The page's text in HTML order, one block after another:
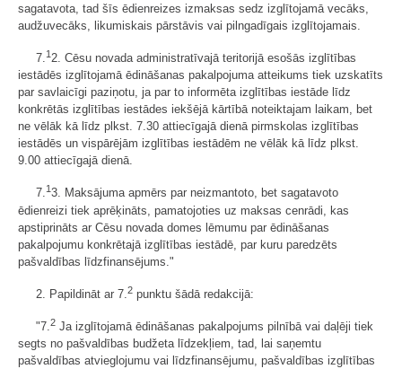
sagatavota, tad šīs ēdienreizes izmaksas sedz izglītojamā vecāks,
audžuvecāks, likumiskais pārstāvis vai pilngadīgais izglītojamais.
7.12. Cēsu novada administratīvajā teritorijā esošās izglītības
iestādēs izglītojamā ēdināšanas pakalpojuma atteikums tiek uzskatīts
par savlaicīgi paziņotu, ja par to informēta izglītības iestāde līdz
konkrētās izglītības iestādes iekšējā kārtībā noteiktajam laikam, bet
ne vēlāk kā līdz plkst. 7.30 attiecīgajā dienā pirmskolas izglītības
iestādēs un vispārējām izglītības iestādēm ne vēlāk kā līdz plkst.
9.00 attiecīgajā dienā.
7.1 3. Maksājuma apmērs par neizmantoto, bet sagatavoto
ēdienreizi tiek aprēķināts, pamatojoties uz maksas cenrādi, kas
apstiprināts ar Cēsu novada domes lēmumu par ēdināšanas
pakalpojumu konkrētajā izglītības iestādē, par kuru paredzēts
pašvaldības līdzfinansējums."
2. Papildināt ar 7. 2 punktu šādā redakcijā:
"7.2 Ja izglītojamā ēdināšanas pakalpojums pilnībā vai daļēji tiek
segts no pašvaldības budžeta līdzekļiem, tad, lai saņemtu
pašvaldības atvieglojumu vai līdzfinansējumu, pašvaldības izglītības